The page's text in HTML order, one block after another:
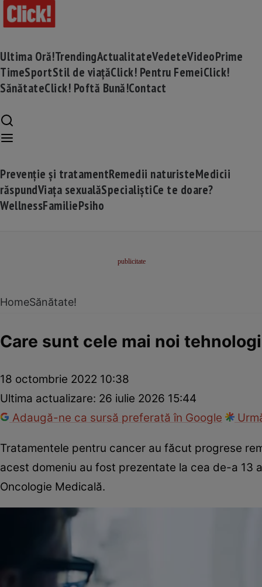
Ultima Oră!TrendingActualitateVedeteVideoPrime
TimeSportStil de viațăClick! Pentru FemeiClick!
SănătateClick! Poftă Bună!Contact
Prevenție și tratamentRemedii naturisteMedicii
răspundViața sexualăSpecialiștiCe te doare?
WellnessFamiliePsiho
HomeSănătate!
Care sunt cele mai noi
18 octombrie 2022 10:38
Ultima actualizare: 26 iulie 2026 15:44
Adaugă-ne ca sursă preferată în Google
Tratamentele pentru cancer au făcut progrese
acest domeniu au fost prezentate la cea de-a 13
Oncologie Medicală.